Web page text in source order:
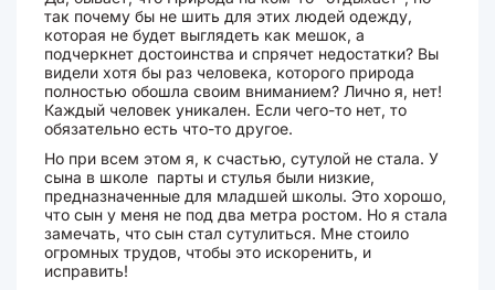
так почему бы не шить для этих людей одежду,
которая не будет выглядеть как мешок, а
подчеркнет достоинства и спрячет недостатки? Вы
видели хотя бы раз человека, которого природа
полностью обошла своим вниманием? Лично я, нет!
Каждый человек уникален. Если чего-то нет, то
обязательно есть что-то другое.
Но при всем этом я, к счастью, сутулой не стала. У
сына в школе парты и стулья были низкие,
предназначенные для младшей школы. Это хорошо,
что сын у меня не под два метра ростом. Но я стала
замечать, что сын стал сутулиться. Мне стоило
огромных трудов, чтобы это искоренить, и
исправить!